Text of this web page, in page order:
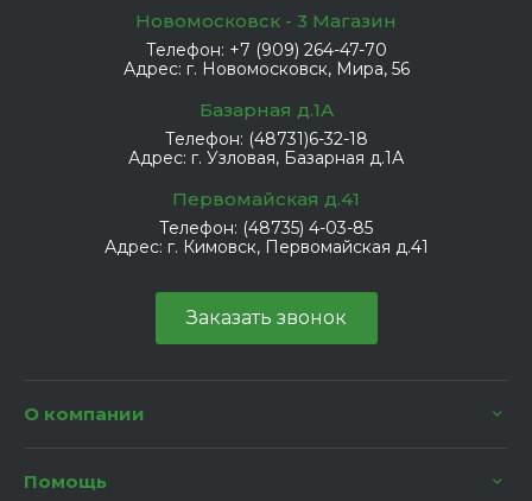
Новомосковск - 3 Магазин
Телефон: +7 (909) 264-47-70
Адрес: г. Новомосковск, Мира, 56
Базарная д.1А
Телефон: (48731)6-32-18
Адрес: г. Узловая, Базарная д.1А
Первомайская д.41
Телефон: (48735) 4-03-85
Адрес: г. Кимовск, Первомайская д.41
Заказать звонок
О компании
Помощь